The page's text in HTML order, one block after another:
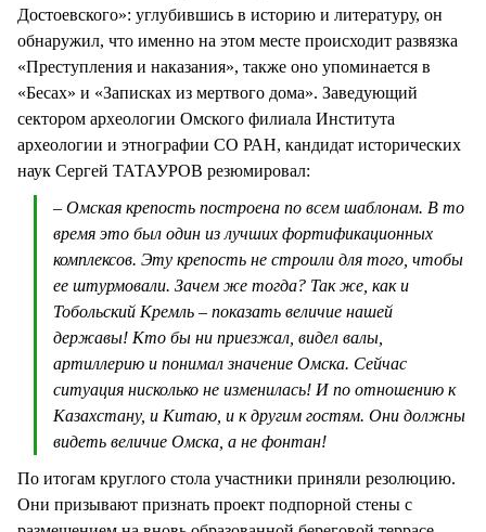
Достоевского»: углубившись в историю и литературу, он
обнаружил, что именно на этом месте происходит развязка
«Преступления и наказания», также оно упоминается в
«Бесах» и «Записках из мертвого дома». Заведующий
сектором археологии Омского филиала Института
археологии и этнографии СО РАН, кандидат исторических
наук Сергей ТАТАУРОВ резюмировал:
– Омская крепость построена по всем шаблонам. В то
время это был один из лучших фортификационных
комплексов. Эту крепость не строили для того, чтобы
ее штурмовали. Зачем же тогда? Так же, как и
Тобольский Кремль – показать величие нашей
державы! Кто бы ни приезжал, видел валы,
артиллерию и понимал значение Омска. Сейчас
ситуация нисколько не изменилась! И по отношению к
Казахстану, и Китаю, и к другим гостям. Они должны
видеть величие Омска, а не фонтан!
По итогам круглого стола участники приняли резолюцию.
Они призывают признать проект подпорной стены с